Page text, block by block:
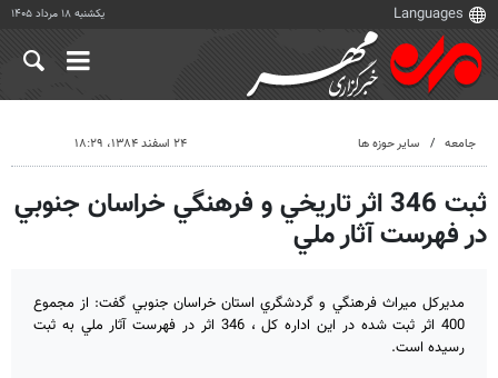
یکشنبه ۱۸ مرداد ۱۴۰۵
جامعه سایر حوزه ها ۲۴ اسفند ۱۳۸۴، ۱۸:۲۹
ثبت 346 اثر تاريخي و فرهنگي خراسان جنوبي
در فهرست آثار ملي
مديركل ميراث فرهنگي و گردشگري استان خراسان جنوبي گفت: از مجموع
400 اثر ثبت شده در اين اداره كل ، 346 اثر در فهرست آثار ملي به ثبت
رسيده است.